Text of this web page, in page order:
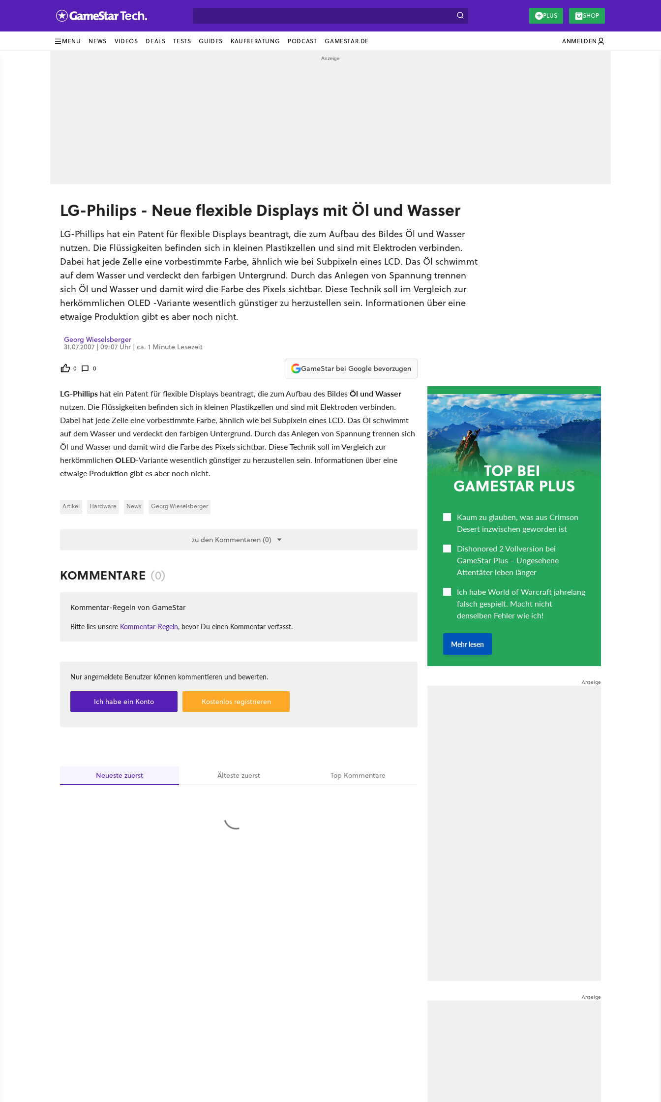
PLUS SHOP
MENU NEWS VIDEOS DEALS TESTS GUIDES KAUFBERATUNG PODCAST GAMESTAR.DE ANMELDEN
LG-Philips - Neue flexible Displays mit Öl und Wasser
LG-Phillips hat ein Patent für flexible Displays beantragt, die zum Aufbau des Bildes Öl und Wasser
nutzen. Die Flüssigkeiten befinden sich in kleinen Plastikzellen und sind mit Elektroden verbinden.
Dabei hat jede Zelle eine vorbestimmte Farbe, ähnlich wie bei Subpixeln eines LCD. Das Öl schwimmt
auf dem Wasser und verdeckt den farbigen Untergrund. Durch das Anlegen von Spannung trennen
sich Öl und Wasser und damit wird die Farbe des Pixels sichtbar. Diese Technik soll im Vergleich zur
herkömmlichen OLED -Variante wesentlich günstiger zu herzustellen sein. Informationen über eine
etwaige Produktion gibt es aber noch nicht.
Georg Wieselsberger
31.07.2007 | 09:07 Uhr | ca. 1 Minute Lesezeit
0 0 GameStar bei Google bevorzugen
LG-Phillips hat ein Patent für flexible Displays beantragt, die zum Aufbau des BildesÖl und Wasser
nutzen. Die Flüssigkeiten befinden sich in kleinen Plastikzellen und sind mit Elektroden verbinden.
Dabei hat jede Zelle eine vorbestimmte Farbe, ähnlich wie bei Subpixeln eines LCD. Das Öl schwimmt
auf dem Wasser und verdeckt den farbigen Untergrund. Durch das Anlegen von Spannung trennen sich
Öl und Wasser und damit wird die Farbe des Pixels sichtbar. Diese Technik soll im Vergleich zur
herkömmlichen OLED-Variante wesentlich günstiger zu herzustellen sein. Informationen über eine
etwaige Produktion gibt es aber noch nicht.
Artikel Hardware News Georg Wieselsberger
zu den Kommentaren (0)
KOMMENTARE (0)
Kommentar-Regeln von GameStar
Bitte lies unsere Kommentar-Regeln, bevor Du einen Kommentar verfasst.
Nur angemeldete Benutzer können kommentieren und bewerten.
Ich habe ein Konto Kostenlos registrieren
Neueste zuerst Ältestezuerst Top Kommentare